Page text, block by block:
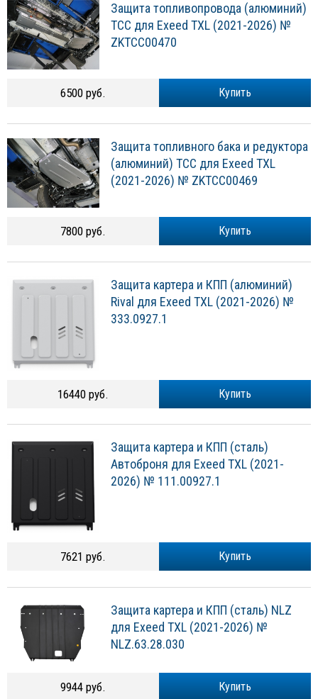
Защита топливопровода (алюминий)
ТСС для Exeed TXL (2021-2026) №
ZKTCC00470
Купить
6500 руб.
Защита топливного бака и редуктора
(алюминий) ТСС для Exeed TXL
(2021-2026) № ZKTCC00469
Купить
7800 руб.
Защита картера и КПП (алюминий)
Rival для Exeed TXL (2021-2026) №
333.0927.1
Купить
16440 руб.
Защита картера и КПП (сталь)
Автоброня для Exeed TXL (2021-
2026) № 111.00927.1
Купить
7621 руб.
Защита картера и КПП (сталь) NLZ
для Exeed TXL (2021-2026) №
NLZ.63.28.030
Купить
9944 руб.